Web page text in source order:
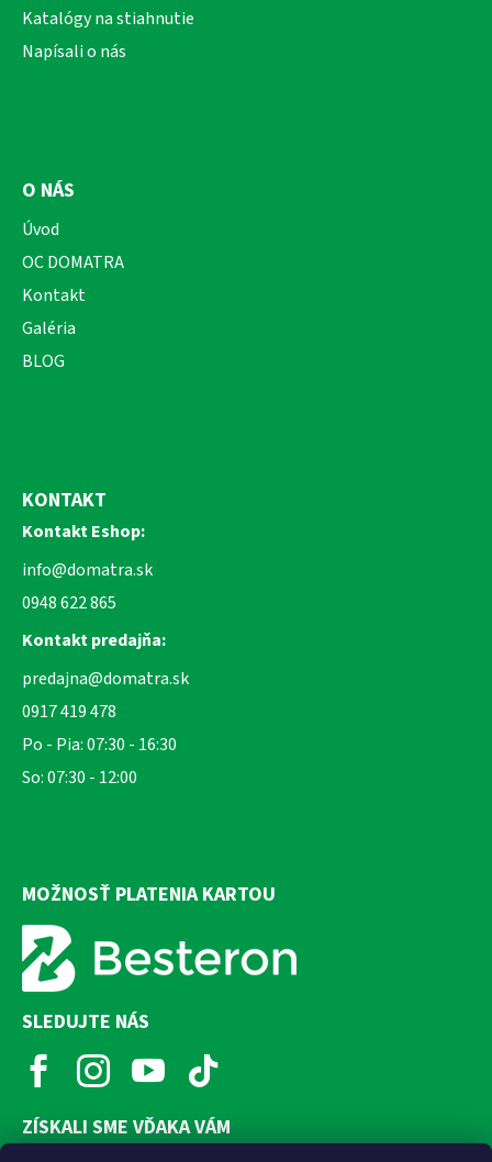
Katalógy na stiahnutie
Napísali o nás
O NÁS
Úvod
OC DOMATRA
Kontakt
Galéria
BLOG
KONTAKT
Kontakt Eshop:
info@domatra.sk
0948 622 865
Kontakt predajňa:
predajna@domatra.sk
0917 419 478
Po - Pia: 07:30 - 16:30
So: 07:30 - 12:00
MOŽNOSŤ PLATENIA KARTOU
SLEDUJTE NÁS
ZÍSKALI SME VĎAKA VÁM